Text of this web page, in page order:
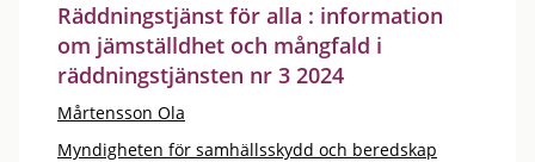
Räddningstjänst för alla : information
om jämställdhet och mångfald i
räddningstjänsten nr 3 2024
Mårtensson Ola
Myndigheten för samhällsskydd och beredskap